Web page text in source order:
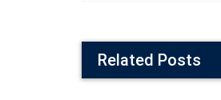
Related Posts